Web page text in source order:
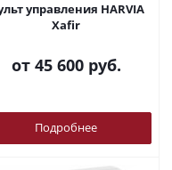
управления HARVIA
Xafir
от 45 600 руб.
Подробнее